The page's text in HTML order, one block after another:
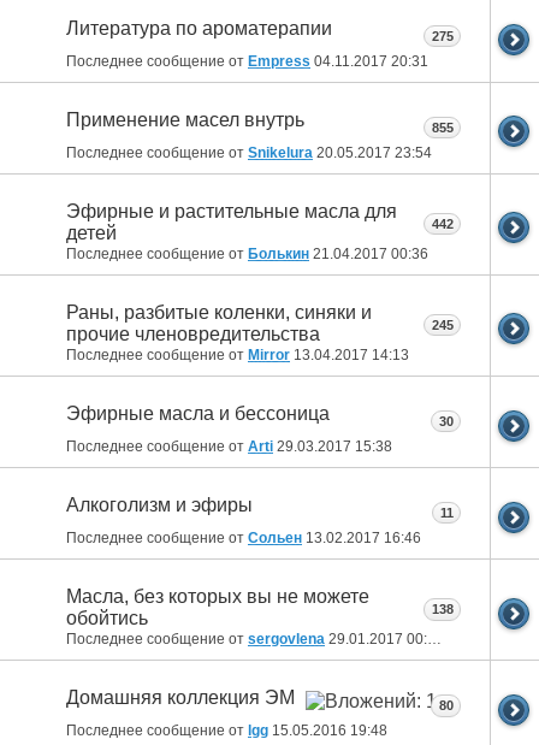
Литература по ароматерапии
Последнее сообщение от Empress 04.11.2017 20:31
275
Применение масел внутрь
Последнее сообщение от Snikelura 20.05.2017 23:54
855
Эфирные и растительные масла для
детей
Последнее сообщение от Болькин 21.04.2017 00:36
442
Раны, разбитые коленки, синяки и
прочие членовредительства
Последнее сообщение от Mirror 13.04.2017 14:13
245
Эфирные масла и бессоница
Последнее сообщение от Arti 29.03.2017 15:38
30
Алкоголизм и эфиры
Последнее сообщение от Сольен 13.02.2017 16:46
11
Масла, без которых вы не можете
обойтись
Последнее сообщение от sergovlena 29.01.2017 00:25
138
Домашняя коллекция ЭМ
Последнее сообщение от lgg 15.05.2016 19:48
80